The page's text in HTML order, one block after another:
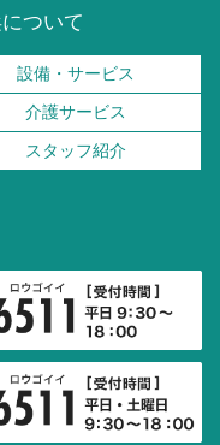
ついて
設備・サービス
介護サービス
スタッフ紹介